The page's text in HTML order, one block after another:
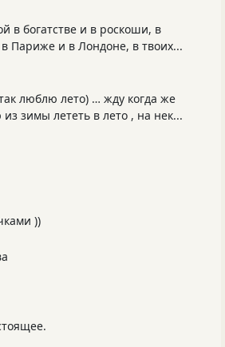
в богатстве и в роскоши, в
в Париже и в Лондоне, в твоих...
люблю лето) … жду когда же
зимы лететь в лето , на нек...
))